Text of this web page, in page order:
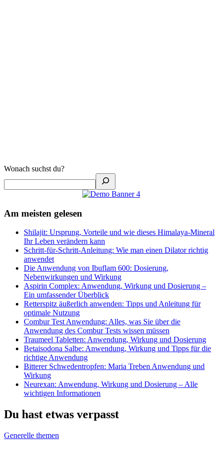
Wonach suchst du?
Am meisten gelesen
Shilajit: Ursprung, Vorteile und wie dieses Himalaya-Mineral
Ihr Leben verändern kann
Schritt-für-Schritt-Anleitung: Wie man einen Dilator richtig
anwendet
Die Anwendung von Ibuflam 600: Dosierung,
Nebenwirkungen und Wirkung
Aspirin Complex: Anwendung, Wirkung und Dosierung –
Ein umfassender Überblick
Retterspitz äußerlich anwenden: Tipps und Anleitung für
optimale Nutzung
Combur Test Anwendung: Alles, was Sie über die
Anwendung des Combur Tests wissen müssen
Traumeel Tabletten: Anwendung, Wirkung und Dosierung
Betaisodona Salbe: Anwendung, Wirkung und Tipps für die
richtige Anwendung
Bitterer Schwedentropfen: Maria Treben Anwendung und
Wirkung
Neurexan: Anwendung, Wirkung und Dosierung – Alle
wichtigen Informationen
Du hast etwas verpasst
Generelle themen